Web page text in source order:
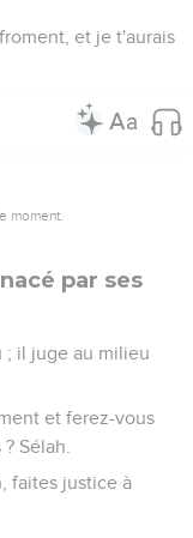
et je t'aurais
moment.
par ses
; il juge au milieu
et ferez-vous
Sélah.
faites justice à